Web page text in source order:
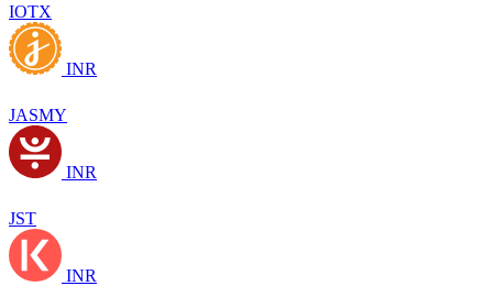
IOTX
INR
JASMY
INR
JST
INR